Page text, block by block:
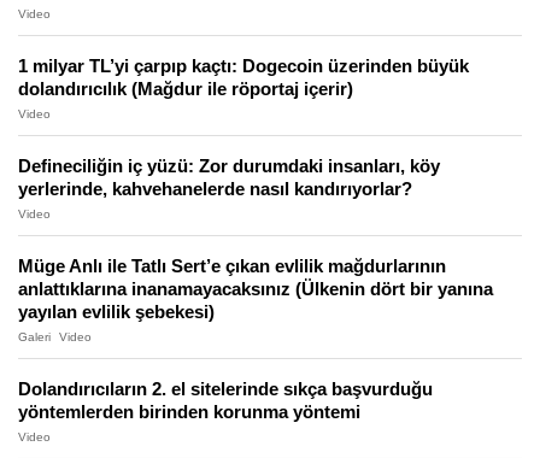
Video
1 milyar TL’yi çarpıp kaçtı: Dogecoin üzerinden büyük
dolandırıcılık (Mağdur ile röportaj içerir)
Video
Defineciliğin iç yüzü: Zor durumdaki insanları, köy
yerlerinde, kahvehanelerde nasıl kandırıyorlar?
Video
Müge Anlı ile Tatlı Sert’e çıkan evlilik mağdurlarının
anlattıklarına inanamayacaksınız (Ülkenin dört bir yanına
yayılan evlilik şebekesi)
Galeri Video
Dolandırıcıların 2. el sitelerinde sıkça başvurduğu
yöntemlerden birinden korunma yöntemi
Video